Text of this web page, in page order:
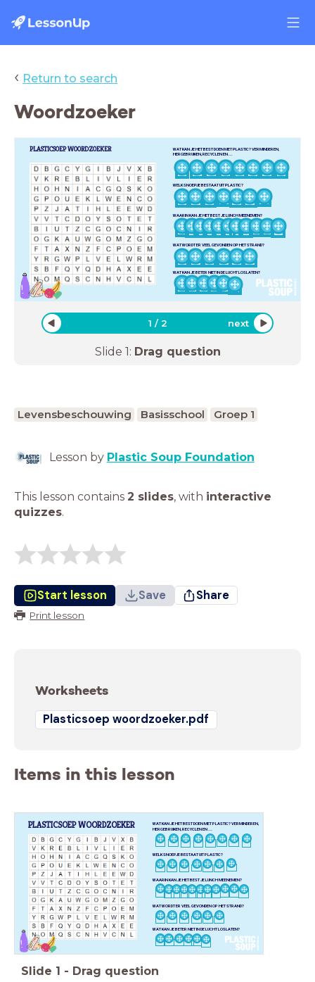
‹ Return to search
Woordzoeker
WAT KAN JE HET BEST DOEN MET PLASTIC? VERMINDEREN,
HERGEBRUIKEN, RECYCLEN EN ...
WELK SNOEPJE BESTAAT UIT PLASTIC?
WAARIN KAN JE HET BEST JE LUNCH MEENEMEN?
WAT WORDT ER VEEL GEVONDEN OP HET STRAND?
WAT KAN JE BETER NIET IN DE LUCHT LOSLATEN?
PLASTICSOEP WOORDZOEKER
1 /2 next
Slide 1: Drag question
Levensbeschouwing Basisschool Groep 1
Lesson by Plastic Soup Foundation
This lesson contains 2 slides, with interactive
quizzes.
Start lesson Save Share
Print lesson
Worksheets
Plasticsoep woordzoeker.pdf
Items in this lesson
WAT KAN JE HET BEST DOEN MET PLASTIC? VERMINDEREN,
HERGEBRUIKEN, RECYCLEN EN ...
WELK SNOEPJE BESTAAT UIT PLASTIC?
WAARIN KAN JE HET BEST JE LUNCH MEENEMEN?
WAT WORDT ER VEEL GEVONDEN OP HET STRAND?
WAT KAN JE BETER NIET IN DE LUCHT LOSLATEN?
PLASTICSOEP WOORDZOEKER
Slide 1 - Drag question